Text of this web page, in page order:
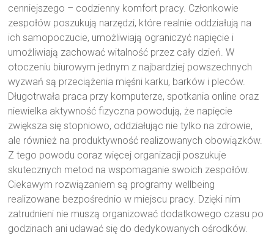
cenniejszego – codzienny komfort pracy. Członkowie
zespołów poszukują narzędzi, które realnie oddziałują na
ich samopoczucie, umożliwiają ograniczyć napięcie i
umożliwiają zachować witalność przez cały dzień. W
otoczeniu biurowym jednym z najbardziej powszechnych
wyzwań są przeciążenia mięśni karku, barków i pleców.
Długotrwała praca przy komputerze, spotkania online oraz
niewielka aktywność fizyczna powodują, że napięcie
zwiększa się stopniowo, oddziałując nie tylko na zdrowie,
ale również na produktywność realizowanych obowiązków.
Z tego powodu coraz więcej organizacji poszukuje
skutecznych metod na wspomaganie swoich zespołów.
Ciekawym rozwiązaniem są programy wellbeing
realizowane bezpośrednio w miejscu pracy. Dzięki nim
zatrudnieni nie muszą organizować dodatkowego czasu po
godzinach ani udawać się do dedykowanych ośrodków.